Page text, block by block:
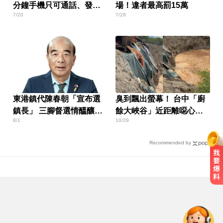
分鐘手機只可通話、發簡
訊
7/20
場！違者最高罰15萬
7/28
東港鎮代陳春朝「宣布選
鎮長」 三腳督選情醞釀
中！
8/1
臭到飄出螢幕！ 台中「廚
餘大峽谷」近距離噁心畫
面曝光
10/29
Recommended by